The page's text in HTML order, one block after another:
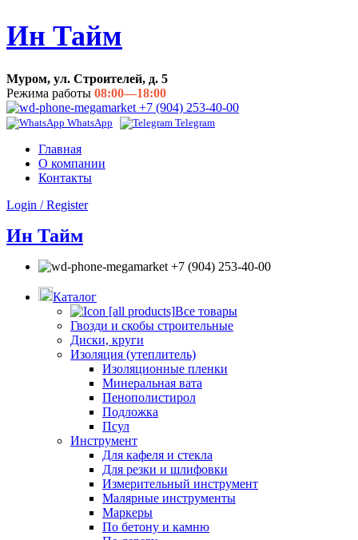
Ин Тайм
Муром, ул. Строителей, д. 5
Режима работы 08:00—18:00
+7 (904) 253-40-00
WhatsApp Telegram
Главная
О компании
Контакты
Login / Register
Ин Тайм
+7 (904) 253-40-00
Каталог
Все товары
Гвозди и скобы строительные
Диски, круги
Изоляция (утеплитель)
Изоляционные пленки
Минеральная вата
Пенополистирол
Подложка
Псул
Инструмент
Для кафеля и стекла
Для резки и шлифовки
Измерительный инструмент
Малярные инструменты
Маркеры
По бетону и камню